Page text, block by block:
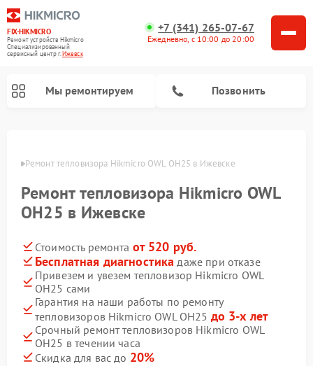
FIX-HIKMICRO
Ремонт устройств Hikmicro
Специализированный
cервисный центр г.Ижевск
+7 (341) 265-07-67
Ежедневно, с 10:00 до 20:00
Мы ремонтируем Позвонить
Ремонт тепловизора Hikmicro OWL OH25 в Ижевске
Ремонт тепловизора Hikmicro OWL
OH25 в Ижевске
Стоимость ремонта от 520 руб.
Бесплатная диагностика даже при отказе
Привезем и увезем тепловизор Hikmicro OWL
OH25 сами
Гарантия на наши работы по ремонту
тепловизоров Hikmicro OWL OH25 до 3-х лет
Срочный ремонт тепловизоров Hikmicro OWL
OH25 в течении часа
Скидка для вас до 20%